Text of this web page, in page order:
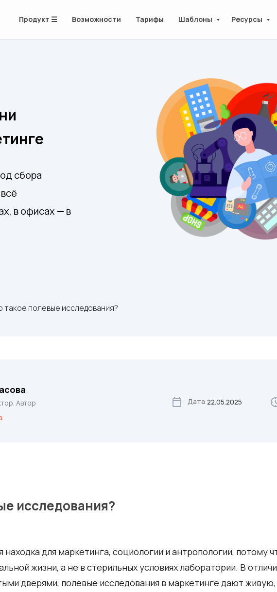
Продукт ☰ Возможности Тарифы Шаблоны Ресурсы
сбора
в офисах — в
такое полевые исследования?
22.05.2025
Дата
Автор
исследования?
для маркетинга, социологии и антропологии, потому
жизни, а не в стерильных условиях лаборатории. В
дверями, полевые исследования в маркетинге дают